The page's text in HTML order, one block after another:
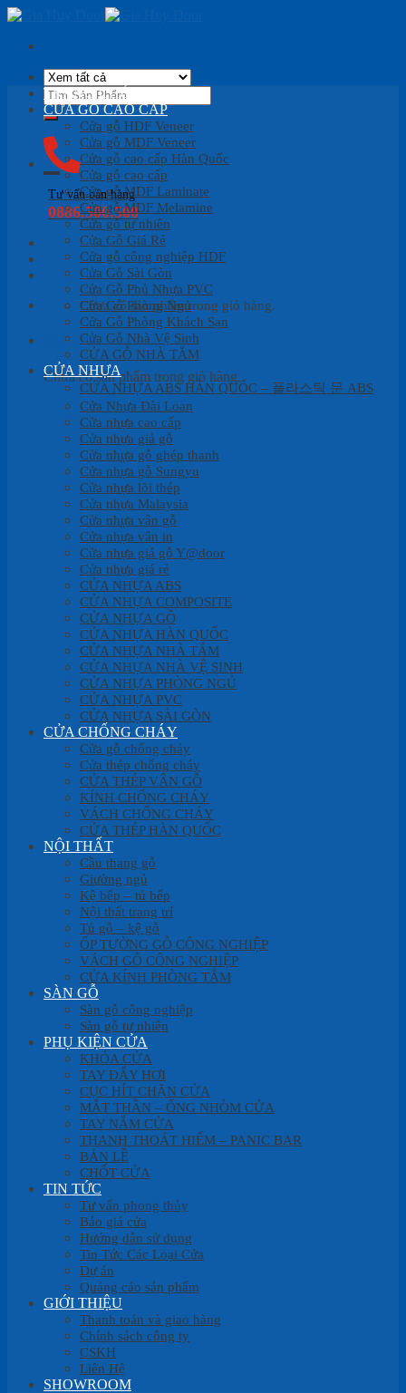
Skip
content
Tìm
kiếm:
Tư vấn bán hàng
0886.500.500
Chưa có sản phẩm trong giỏ hàng.
Giỏ hàng
Chưa có sản phẩm trong giỏ hàng.
TRANG CHỦ
CỬA GỖ CAO CẤP
Cửa gỗ HDF Veneer
Cửa gỗ MDF Veneer
Cửa gỗ cao cấp Hàn Quốc
Cửa gỗ cao cấp
Cửa gỗ MDF Laminate
Cửa gỗ MDF Melamine
Cửa gỗ tự nhiên
Cửa Gỗ Giá Rẻ
Cửa gỗ công nghiệp HDF
Cửa Gỗ Sài Gòn
Cửa Gỗ Phủ Nhựa PVC
Cửa Gỗ Phòng Ngủ
Cửa Gỗ Phòng Khách Sạn
Cửa Gỗ Nhà Vệ Sinh
CỬA GỖ NHÀ TẮM
CỬA NHỰA
CỬA NHỰA ABS HÀN QUỐC – 플라스틱 문 ABS
Cửa Nhựa Đài Loan
Cửa nhựa cao cấp
Cửa nhựa giả gỗ
Cửa nhựa gỗ ghép thanh
Cửa nhựa gỗ Sungyu
Cửa nhựa lõi thép
Cửa nhựa Malaysia
Cửa nhựa vân gỗ
Cửa nhựa vân in
Cửa nhựa giả gỗ Y@door
Cửa nhựa giá rẻ
CỬA NHỰA ABS
CỬA NHỰA COMPOSITE
CỬA NHỰA GỖ
CỬA NHỰA HÀN QUỐC
CỬA NHỰA NHÀ TẮM
CỬA NHỰA NHÀ VỆ SINH
CỬA NHỰA PHÒNG NGỦ
CỬA NHỰA PVC
CỬA NHỰA SÀI GÒN
CỬA CHỐNG CHÁY
Cửa gỗ chống cháy
Cửa thép chống cháy
CỬA THÉP VÂN GỖ
KÍNH CHỐNG CHÁY
VÁCH CHỐNG CHÁY
CỬA THÉP HÀN QUỐC
NỘI THẤT
Cầu thang gỗ
Giường ngủ
Kệ bếp – tủ bếp
Nội thất trang trí
Tủ gỗ – kệ gỗ
ỐP TƯỜNG GỖ CÔNG NGHIỆP
VÁCH GỖ CÔNG NGHIỆP
CỬA KÍNH PHÒNG TẮM
SÀN GỖ
Sàn gỗ công nghiệp
Sàn gỗ tự nhiên
PHỤ KIỆN CỬA
KHÓA CỬA
TAY ĐẨY HƠI
CỤC HÍT CHẶN CỬA
MẮT THẦN – ỐNG NHÒM CỬA
TAY NẮM CỬA
THANH THOÁT HIỂM – PANIC BAR
BẢN LỀ
CHỐT CỬA
TIN TỨC
Tư vấn phong thủy
Báo giá cửa
Hướng dẫn sử dụng
Tin Tức Các Loại Cửa
Dự án
Quảng cáo sản phẩm
GIỚI THIỆU
Thanh toán và giao hàng
Chính sách công ty
CSKH
Liên Hệ
SHOWROOM